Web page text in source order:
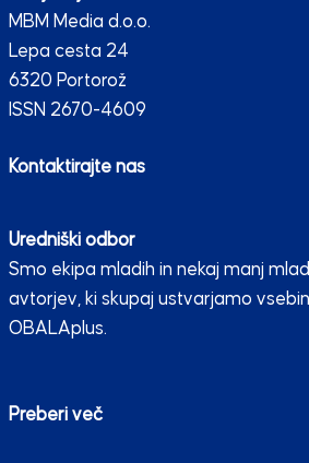
MBM Media d.o.o.
Lepa cesta 24
6320 Portorož
ISSN 2670-4609
Kontaktirajte nas
Uredniški odbor
Smo ekipa mladih in nekaj manj
avtorjev, ki skupaj ustvarjamo
OBALAplus.
Preberi več